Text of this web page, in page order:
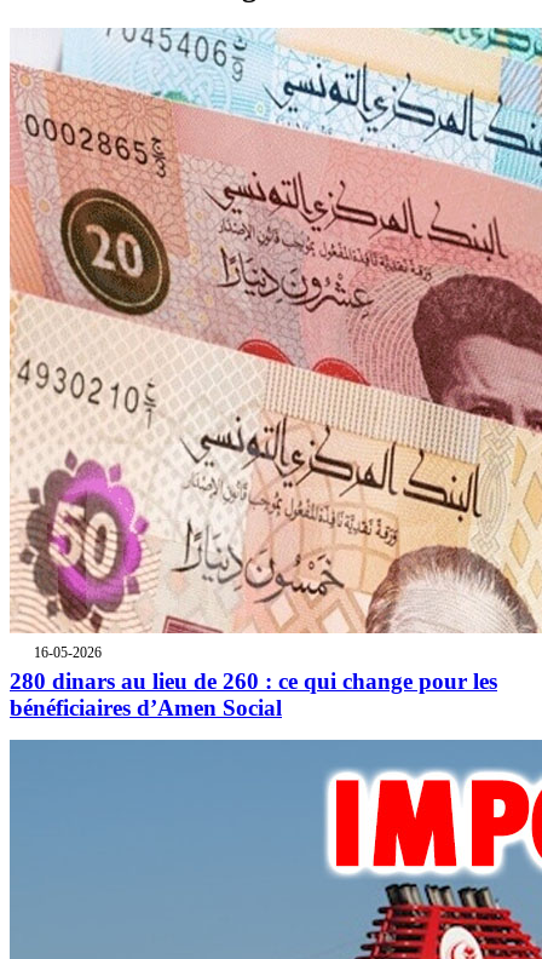
16-05-2026
280 dinars au lieu de 260 : ce qui change pour les
bénéficiaires d’Amen Social